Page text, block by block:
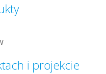
i projekcie